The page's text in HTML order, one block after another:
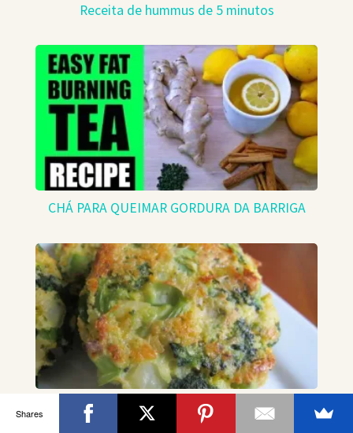
Receita de hummus de 5 minutos
CHÁ PARA QUEIMAR GORDURA DA BARRIGA
Receita vegetariana: empadas de brócolis com
Shares